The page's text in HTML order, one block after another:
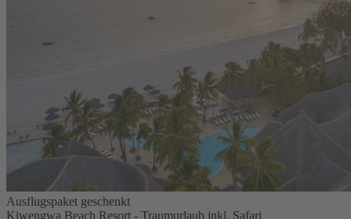
Ausflugspaket geschenkt
Kiwengwa Beach Resort - Traumurlaub inkl. Safari